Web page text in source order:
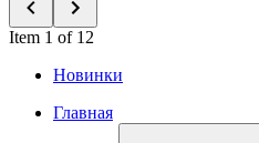
Item 1 of 12
Новинки
Главная